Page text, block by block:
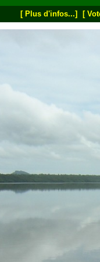
[ Plus d'infos...] [